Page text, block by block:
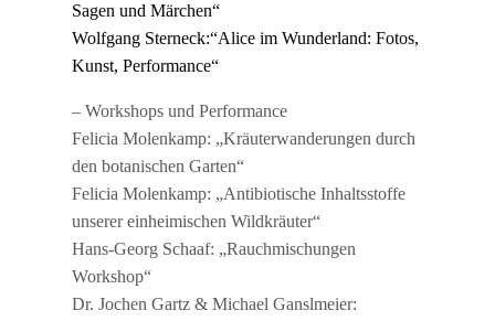
Sagen und Märchen“
Wolfgang Sterneck:“Alice im Wunderland: Fotos,
Kunst, Performance“
– Workshops und Performance
Felicia Molenkamp: „Kräuterwanderungen durch
den botanischen Garten“
Felicia Molenkamp: „Antibiotische Inhaltsstoffe
unserer einheimischen Wildkräuter“
Hans-Georg Schaaf: „Rauchmischungen
Workshop“
Dr. Jochen Gartz & Michael Ganslmeier: